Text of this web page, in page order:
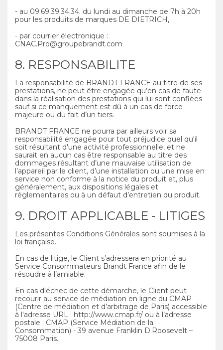
- au 09.69.39.34.34. du lundi au dimanche de 7h à 20h
pour les produits de marques DE DIETRICH,
- par courrier électronique :
CNAC.Pro@groupebrandt.com
8. RESPONSABILITE
La responsabilité de BRANDT FRANCE au titre de ses
prestations, ne peut être engagée qu’en cas de faute
dans la réalisation des prestations qui lui sont confiées
sauf si ce manquement est dû à un cas de force
majeure ou du fait d’un tiers.
BRANDT FRANCE ne pourra par ailleurs voir sa
responsabilité engagée pour tout préjudice quel qu'il
soit résultant d'une activité professionnelle, et ne
saurait en aucun cas être responsable au titre des
dommages résultant d’une mauvaise utilisation de
l’appareil par le client, d’une installation ou une mise en
service non conforme à la notice du produit et, plus
généralement, aux dispositions légales et
réglementaires ou à un défaut d’entretien du produit.
9. DROIT APPLICABLE - LITIGES
Les présentes Conditions Générales sont soumises à la
loi française.
En cas de litige, le Client s’adressera en priorité au
Service Consommateurs Brandt France afin de le
résoudre à l’amiable.
En cas d'échec de cette démarche, le Client peut
recourir au service de médiation en ligne du CMAP
(Centre de médiation et d’arbitrage de Paris) accessible
à l'adresse URL : http://www.cmap.fr/ ou à l’adresse
postale : CMAP (Service Médiation de la
Consommation) - 39 avenue Franklin D.Roosevelt –
75008 Paris.